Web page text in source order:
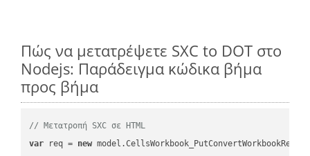
Πώς να μετατρέψετε SXC to DOT στο
Nodejs: Παράδειγμα κώδικα βήμα
προς βήμα
// Μετατροπή SXC σε HTML
var req = new